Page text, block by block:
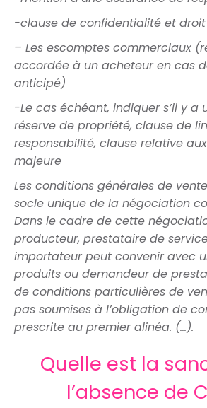
-clause de confidentialité et droit
– Les escomptes commerciaux
accordée à un acheteur en cas
anticipé)
-Le cas échéant, indiquer s’il y a
réserve de propriété, clause de
responsabilité, clause relative
majeure
Les conditions générales de
socle unique de la négociation
Dans le cadre de cette
producteur, prestataire de
importateur peut convenir avec
produits ou demandeur de
de conditions particulières de
pas soumises à l’obligation de
prescrite au premier alinéa. (…).
Quelle est la
l’absence de